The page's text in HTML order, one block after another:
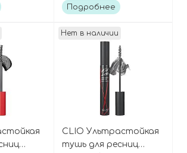
(премиум), Vitamin U
Подробнее
Нет в наличии
CLIO Ультрастойкая
тушь для ресниц